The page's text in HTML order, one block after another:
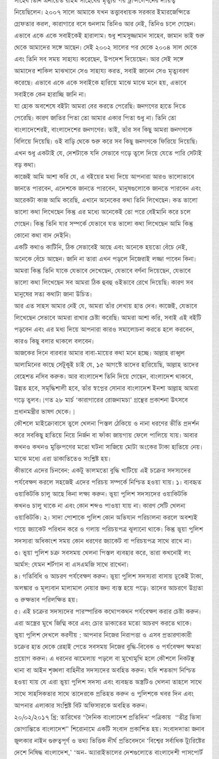
নিয়েছিলেন। ২০০৭ সালে আমাকে যখন তত্ত্বাবধায়ক সরকার ইমারজেন্সিতে
গ্রেফতার করল, কারাগারে বসে শুনলাম তিনিও আর নেই, তিনিও চলে গেছেন।
এভাবে একে একে সবাইকেই হারালাম। শুধু শামসুজ্জামান সাহেব, জামান ভাই শুরু
থেকে আমাদের সঙ্গে আছেন। সেই ২০০২ সালের পর থেকে ২০০৪ সাল থেকে
এবং তিনি সব সময় সাহায্য করেছেন, উপদেশ দিয়েছেন। আর সেই সঙ্গে
আমাদের শাকিল মাঝখানে সেও সাহায্য করত, সবাই জানেন সেও মৃত্যুবরণ
করেছে। এভাবে একে একে সবাইকে হারিয়ে মাঝে মাঝে মনে হয়, এভাবে
সবাইকে কেন হারাচ্ছি জানি না।
যা হোক অবশেষে বইটা আমরা বের করতে পেরেছি। জনগণের হাতে দিতে
পেরেছি। কারণ জাতির পিতা তো আমার একার পিতা শুধু না। তিনি তো
বাংলাদেশেরই, বাংলাদেশের জনগণের। তাই, তাঁর সব কিছু আমরা জনগণকে
বিলিয়ে দিয়েছি। ওই বাড়ি থেকে শুরু করে সব কিছু জনগণকে ফিরিয়ে দিয়েছি।
এখন শুধু একটাই যে, দেশটাকে যদি সেভাবে গড়ে তুলে দিয়ে যেতে পারি সেটাই
বড় কথা।
কাজেই আমি আশা করি যে, এ বইয়ের মধ্য দিয়ে আপনারা আরও ভালোভাবে
জানতে পারবেন, এদেশকে জানতে পারবেন, মানুষগুলোকে জানতে পারবেন এবং
আরেকটা কাজ আমি করেছি, এখানে অনেকের কথা তিনি লিখেছেন। কত ভালো
ভালো কথা লিখেছেন কিন্তু এর মধ্যে অনেকেই তো পরে বেইমানি করে চলে
গেছেন। কিন্তু তিনি যার সম্পর্কে যেভাবে যত ভালো কথা লিখেছেন আমি কিন্তু
কোনো কথা বাদ দেইনি।
একটি কথাও কাটিনি, ঠিক সেভাবেই আছে এবং অনেকে হয়তো বেঁচে নেই,
অনেকে বেঁচে আছেন। জানি না তারা এখন পড়লে নিজেরাই লজ্জা পাবেন কিনা।
আমরা কিন্তু তিনি যাকে যেভাবে দেখেছেন, যেভাবে বর্ণনা দিয়েছেন, যেভাবে
ভালো কথা লিখেছেন সব আমরা ঠিক হুবহু ওইভাবে রেখে দিয়েছি। কারণ সব
মানুষের সত্য কথাটা জানা উচিত।
আর এত সাহস আমার নেই যে, আমরা তাঁর লেখায় হাত দেব। কাজেই, যেভাবে
লিখেছেন সেভাবে আমরা রাখার চেষ্টা করেছি। আমরা আশা করি, সবাই এই বইটি
পড়বেন এবং এর মধ্য দিয়ে আপনারা কারও সমালোচনা করতে হলে করবেন,
কারও কিছু বলার থাকলে বলবেন।
আজকের দিনে বারবার আমার বাবা-মায়ের কথা মনে হচ্ছে। আল্লাহ রাব্বুল
আলামিনের কাছে সেটুকুই চাই যে, ১৫ আগস্টে তাদের হারিয়েছি, আল্লাহ তাদের
বেহেশত নসিব করুক। আর বাংলাদেশ তিনি দিয়ে গেছেন, বাংলাদেশ থাকবে,
উন্নত হবে, সমৃদ্ধিশালী হবে, তাঁর স্বপ্নের সোনার বাংলাদেশ ইনশা আল্লাহ আমরা
গড়ে তুলব। [গত ২৮ মার্চ ‘কারাগারের রোজনামচা’ গ্রন্থের প্রকাশনা উৎসবে
প্রধানমন্ত্রীর ভাষণ থেকে। ]
কৌশলে মাইক্রোবাসে তুলে খেলনা পিস্তল ঠেকিয়ে ও নানা ধরণের ভীতি প্রদর্শন
করে সবকিছু হাতিয়ে নিয়ে নির্জন বা ফাঁকা জায়গায় ফেলে পালিয়ে যায়। আবার
কখনও কখনও মুক্তিপণের মতো ঘটনা সাজিয়ে মোটা অংকের টাকা হাতিয়ে নেয়।
মাঝে মধ্যে এরা ডাকাতিতেও সংশ্লিষ্ট হয়।
কীভাবে এদের চিনবেন: একটু ভালমতো বুদ্ধি খাটিয়ে এই চক্রের সদস্যদের
পর্যবেক্ষণ করলে সহজেই এদের পরিচয় সম্পর্কে নিশ্চিত হওয়া যায়। ১। ব্যবহৃত
ওয়াকিটকি চালু আছে কিনা লক্ষ্য করুন। ভুয়া পুলিশ সদস্যদের ওয়াকিটকি
কখনও চালু থাকে না এবং কোন শব্দও পাওয়া যায় না। কারণ সেটি খেলনা
ওয়াকিটকি। ২। সাদা পোশাকে পুলিশ কোন অভিযান পরিচালনা করলে অবশ্যই
গায়ে জ্যাকেট পরিধান করে ও গলায় পরিচয়পত্র ঝুলানো থাকে। কিন্তু ভুয়া পুলিশ
সদস্যরা অধিকাংশ সময় কোন ধরণের জ্যাকেট বা পরিচয়পত্র সাথে রাখে না।
৩। ভুয়া পুলিশ চক্র সবসময় খেলনা পিস্তল ব্যবহার করে, তারা কখনোই লং
আর্মস: যেমন শর্টগান বা এসএমজি সাথে রাখেনা।
৪। গতিবিধি ও আচরণ পর্যবেক্ষণ করুন। ভুয়া পুলিশ সদস্যরা বাসায় ঢুকেই টাকা,
অলঙ্কার ও মূল্যবান মালামাল নেয়ার জন্য ব্যস্ত হয়ে পড়ে। তাদের আচরণে উগ্রতা
ও রুক্ষভাব পরিলক্ষিত হয়।
৫। এই চক্রের সদস্যদের পারস্পারিক কথোপকথন পর্যবেক্ষণ করার চেষ্টা করুন।
এরা অস্ত্রের মুখে জিম্মি করে এবং চোর ডাকাতের মতো আচরণ করতে থাকে।
ভুয়া পুলিশ দেখলে করণীয় : আপনার নিজের নিরাপত্তা ও এসব প্রতারণাকারী
চক্রের হাত থেকে রেহাই পেতে সবসময় নিজের বুদ্ধি-বিবেক ও পর্যবেক্ষণ ক্ষমতা
প্রয়োগ করুন। এ ধরনের ঝামেলায় পড়লে বা মুখোমুখি হলে কৌশলে নিকটস্থ
থানা বা আইন শৃঙ্খলা বাহিনীর সদস্যদের অবহিত করুন। যদি শতভাগ নিশ্চিত
হওয়া যায় যে এরা ভুয়া পুলিশ সদস্য এবং ব্যবহৃত অস্ত্রটিও খেলনা তাহলে সাথে
সাথে সাহসিকতার সাথে তাদেরকে প্রতিহত করুন ও পুলিশকে খবর দিন এবং
আপনার এলাকার সংশ্লিষ্ট বিট অফিসারকে অবহিত করুন।
২০/০২/২০১৭ খ্রি: তারিখের “দৈনিক বাংলাদেশ প্রতিদিন’ পত্রিকায় “তীব্র ভিসা
ভোগান্তিতে বাংলাদেশ” শিরোনামে একটি সংবাদ প্রকাশিত হয়। সংবাদদাতা জনাব
জুলকার নাইন গুরুত্বপূর্ণ ও তথ্য ভিত্তিক দীর্ঘ প্রতিবেদনে ‘বিশ্বের সর্বাধিক ট্যুরিষ্টের
দেশে নিষিদ্ধ বাংলাদেশ,’ ‘অন- অ্যারাইভালের দেশগুলোতে বাংলাদেশী পাসপোর্ট